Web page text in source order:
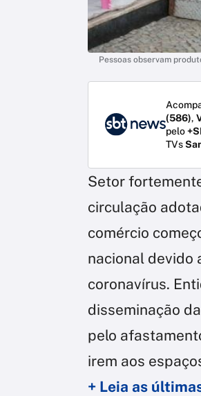
Pessoas observam
(586),
pelo
TVs
Setor
circulação
comércio
nacional devido
coronavírus.
disseminação
pelo
irem aos
+ Leia as